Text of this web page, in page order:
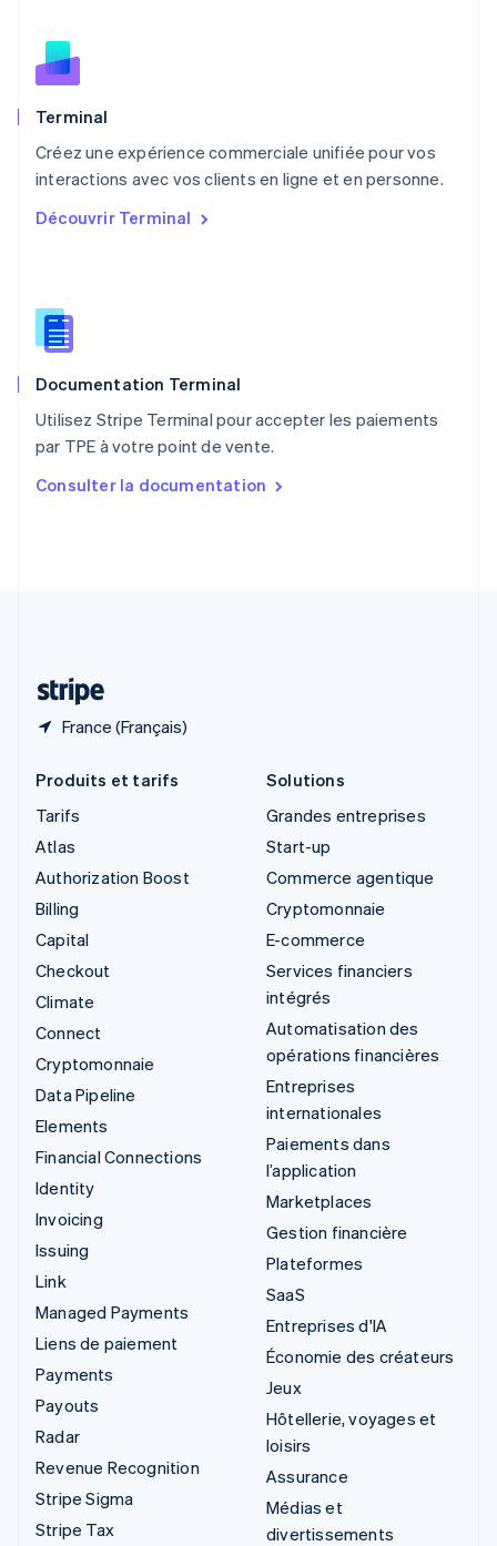
Terminal
Créez une expérience commerciale unifiée pour vos
interactions avec vos clients en ligne et en personne.
Découvrir Terminal
Documentation Terminal
Utilisez Stripe Terminal pour accepter les paiements
par TPE à votre point de vente.
Consulter la documentation
France (Français)
English
Nouvelle-Zélande
English
Pays-Bas
Pologne
English
PortuguêsEnglish
English
Roumanie
Royaume-Uni
Singapour
English简体中文
English
Produits et tarifs
Tarifs
Atlas
Authorization Boost
Billing
Capital
Checkout
Climate
Connect
Cryptomonnaie
Data Pipeline
Elements
Financial Connections
Identity
Invoicing
Issuing
Link
Managed Payments
Liens de paiement
Payments
Payouts
Radar
Revenue Recognition
Stripe Sigma
Stripe Tax
Solutions
Grandes entreprises
Start-up
Commerce agentique
Cryptomonnaie
E-commerce
Services financiers
intégrés
Automatisation des
opérations financières
Entreprises
internationales
Paiements dans
l’application
Marketplaces
Gestion financière
Plateformes
SaaS
Entreprises d'IA
Économie des créateurs
Jeux
Hôtellerie, voyages et
loisirs
Assurance
Médias et
divertissements